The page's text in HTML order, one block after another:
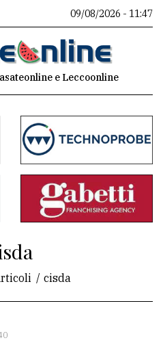
09/08/2026 - 11:47
e Leccoonline
cisda